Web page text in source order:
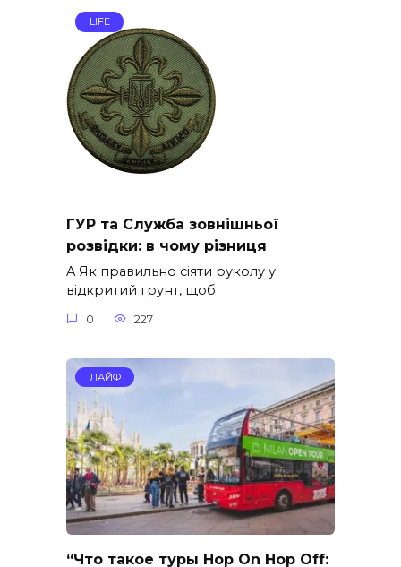
LIFE
ГУР та Служба зовнішньої
розвідки: в чому різниця
A Як правильно сіяти руколу у
відкритий грунт, щоб
0 227
ЛАЙФ
“Что такое туры Hop On Hop Off: